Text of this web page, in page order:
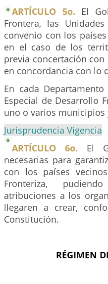
ARTÍCULO 5o. El
Frontera, las
convenio con los
en el caso de los
previa concertación
en concordancia con lo
En cada
Especial de Desarrollo
uno o varios
Jurisprudencia Vigencia
ARTÍCULO 6o. El
necesarias para
con los países
Fronteriza,
atribuciones a los
llegaren a crear,
Constitución.
RÉGIMEN